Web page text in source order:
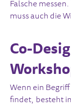
Falsche
muss auch die
Co-
Wenn ein
findet, besteht